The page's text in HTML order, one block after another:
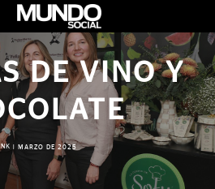
DE VINO Y
MARZO DE 2025